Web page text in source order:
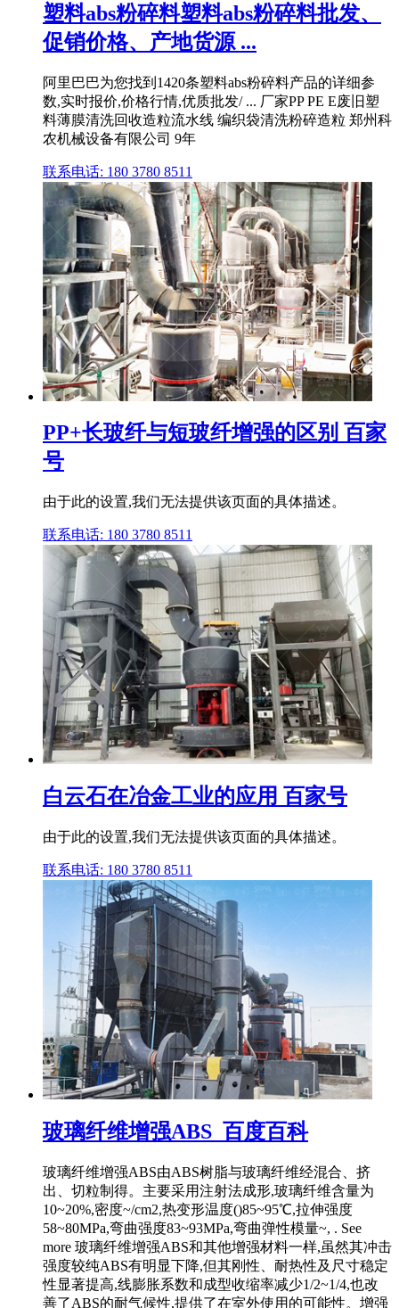
塑料abs粉碎料塑料abs粉碎料批发、
促销价格、产地货源 ...
阿里巴巴为您找到1420条塑料abs粉碎料产品的详细参
数,实时报价,价格行情,优质批发/ ... 厂家PP PE E废旧塑
料薄膜清洗回收造粒流水线 编织袋清洗粉碎造粒 郑州科
农机械设备有限公司 9年
联系电话: 180 3780 8511
PP+长玻纤与短玻纤增强的区别 百家
号
由于此的设置,我们无法提供该页面的具体描述。
联系电话: 180 3780 8511
白云石在冶金工业的应用 百家号
由于此的设置,我们无法提供该页面的具体描述。
联系电话: 180 3780 8511
玻璃纤维增强ABS_百度百科
玻璃纤维增强ABS由ABS树脂与玻璃纤维经混合、挤
出、切粒制得。主要采用注射法成形,玻璃纤维含量为
10~20%,密度~/cm2,热变形温度()85~95℃,拉伸强度
58~80MPa,弯曲强度83~93MPa,弯曲弹性模量~, . See
more 玻璃纤维增强ABS和其他增强材料一样,虽然其冲击
强度较纯ABS有明显下降,但其刚性、耐热性及尺寸稳定
性显著提高,线膨胀系数和成型收缩率减少1/2~1/4,也改
善了ABS的耐气候性,提供了在室外使用的可能性。增强